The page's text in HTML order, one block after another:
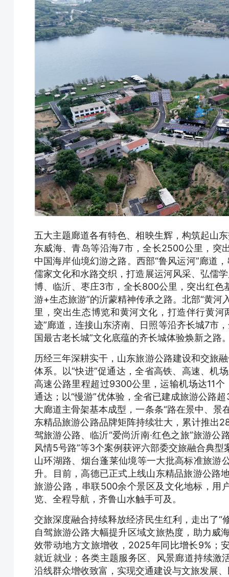
五大主题廊道各有特色、相映生辉，构筑起山
东威海、青岛等沿海7市，全长2500公里，突
中国海岸仙境幻游之路。西部“鲁风运河”廊道
儒家文化和水路交织，打造展运河风采、弘儒
博、临沂、枣庄3市，全长800公里，突出红色
游+生态旅游”的沂蒙精神传承之路。北部“黄
里，突出生态博览和黄河文化，打造伴行黄
迹”廊道，连接山东济南、日照等沿齐长城7市
国最古老长城”文化底蕴的齐长城体验焕新之路
历经三年深耕实干，山东旅游公路建设和交旅
体系。以“快进”促通达，全省高铁、高速、机
高速公路里程超过9300公里，运输机场达11
通达；以“慢游”优体验，全省已建成旅游公路
大廊道主骨架基本成型，一条条“路在景中、
东精品旅游公路品牌矩阵持续壮大，累计推出
驾旅游公路、临沂“爱尚沂南·红色之旅”旅游公
风情5号路”等3个案例获评六部委交旅融合典
山环湖路、烟台蓬莱仙境等一大批高标准旅游
升。目前，高德已正式上线山东精品旅游公路
旅游公路，串联500余个景区及文化地标，用
览、全程导航，齐鲁山水触手可及。
交旅深度融合持续释放经济民生红利，走出了“
自驾旅游公路大幅提升区域文旅热度，助力威
效带动地方文旅增收，2025年同比增长9%；
就近就业；各类主题服务区、风景廊道持续激
沿线群众增收致富，实现交通建设与文旅发展